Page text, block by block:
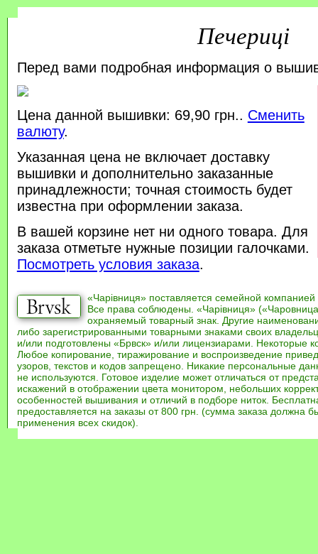
Печериці
Перед вами подробная информация о
Цена данной вышивки: 69,90 грн.. Сменить
валюту.
Указанная цена не включает доставку
вышивки и дополнительно заказанные
принадлежности; точная стоимость будет
известна при оформлении заказа.
В вашей корзине нет ни одного товара. Для
заказа отметьте нужные позиции галочками.
Посмотреть условия заказа.
«Чарівниця» поставляется семейной компанией
Все права соблюдены. «Чарівниця»
охраняемый товарный знак. Другие
либо зарегистрированными товарными знаками своих
и/или подготовлены «Брвск» и/или лицензиарами. Некоторые
Любое копирование, тиражирование и воспроизведение
узоров, текстов и кодов запрещено. Никакие персональные
не используются. Готовое изделие может отличаться от
искажений в отображении цвета монитором, небольших
особенностей вышивания и отличий в подборе ниток.
предоставляется на заказы от 800 грн. (сумма заказа должна
применения всех скидок).